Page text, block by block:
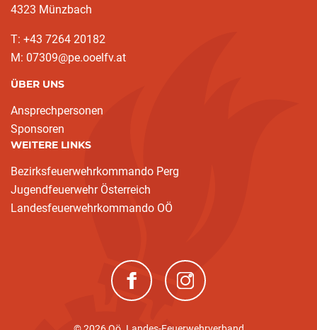
4323 Münzbach
T: +43 7264 20182
M: 07309@pe.ooelfv.at
ÜBER UNS
Ansprechpersonen
Sponsoren
WEITERE LINKS
Bezirksfeuerwehrkommando Perg
Jugendfeuerwehr Österreich
Landesfeuerwehrkommando OÖ
(neues Fenster)(neues Fenster)